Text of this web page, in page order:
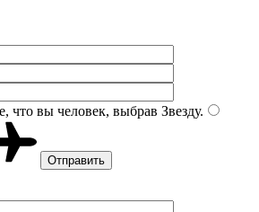
что вы человек, выбрав Звезду.